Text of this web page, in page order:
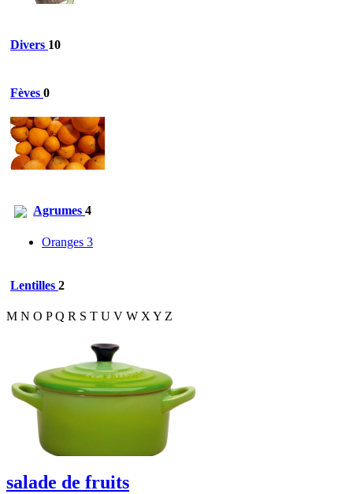
Divers 10
Fèves 0
Agrumes 4
Oranges 3
Lentilles 2
M N O P Q R S T U V W X Y Z
salade de fruits